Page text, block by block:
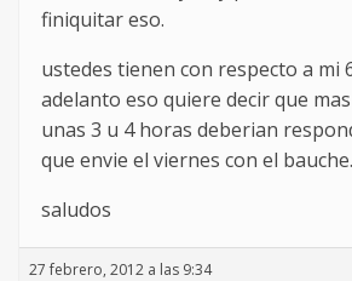
finiquitar eso.
ustedes tienen con respecto a mi
adelanto eso quiere decir que
unas 3 u 4 horas deberian
que envie el viernes con el bauche.
saludos
27 febrero, 2012 a las 9:34